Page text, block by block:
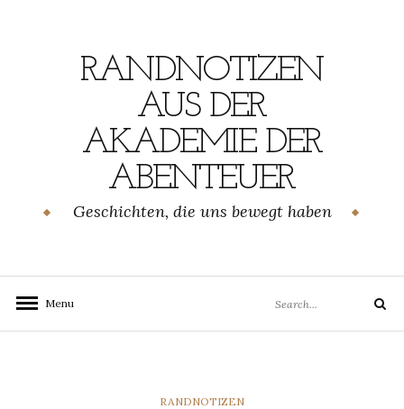
RANDNOTIZEN
AUS DER
AKADEMIE DER
ABENTEUER
Geschichten, die uns bewegt haben
Menu
for:
Search
CATEGORIES
RANDNOTIZEN